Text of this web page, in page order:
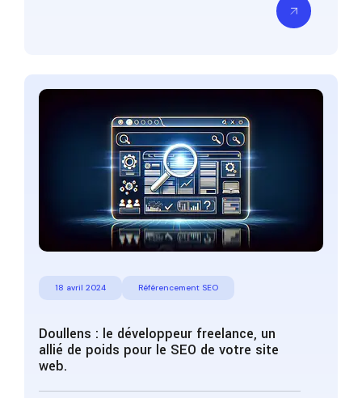
18 avril 2024 Référencement SEO
Doullens : le développeur freelance, un
allié de poids pour le SEO de votre site
web.